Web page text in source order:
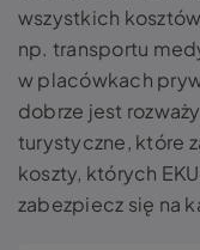
wszystkich
np. transportu
w placówkach
dobrze jest
turystyczne, które
koszty, których
zabezpiecz się na